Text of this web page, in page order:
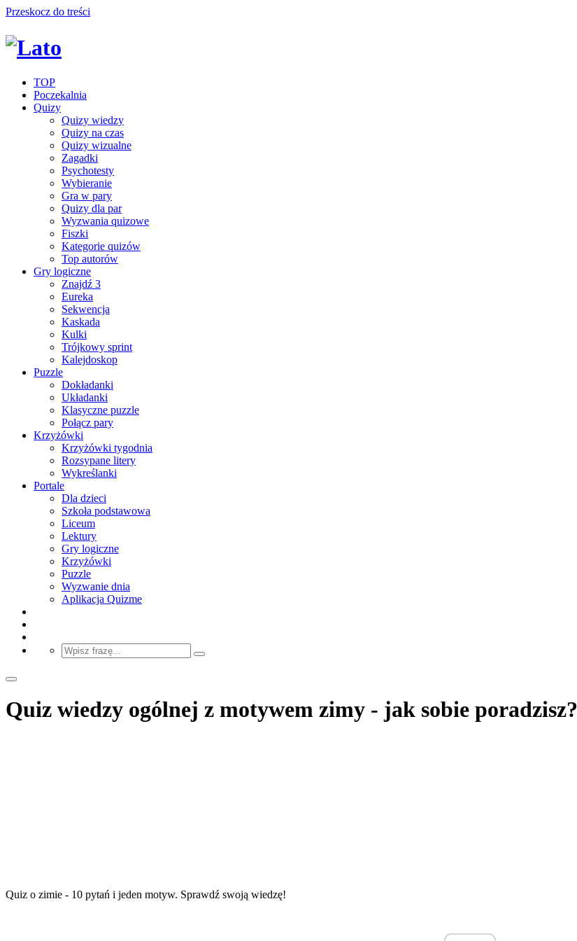
Przeskocz do treści
TOP
Poczekalnia
Quizy
Quizy wiedzy
Quizy na czas
Quizy wizualne
Zagadki
Psychotesty
Wybieranie
Gra w pary
Quizy dla par
Wyzwania quizowe
Fiszki
Kategorie quizów
Top autorów
Gry logiczne
Znajdź 3
Eureka
Sekwencja
Kaskada
Kulki
Trójkowy sprint
Kalejdoskop
Puzzle
Dokładanki
Układanki
Klasyczne puzzle
Połącz pary
Krzyżówki
Krzyżówki tygodnia
Rozsypane litery
Wykreślanki
Portale
Dla dzieci
Szkoła podstawowa
Liceum
Lektury
Gry logiczne
Krzyżówki
Puzzle
Wyzwanie dnia
Aplikacja Quizme
Quiz wiedzy ogólnej z motywem zimy - jak sobie poradzisz?
Quiz o zimie - 10 pytań i jeden motyw. Sprawdź swoją wiedzę!